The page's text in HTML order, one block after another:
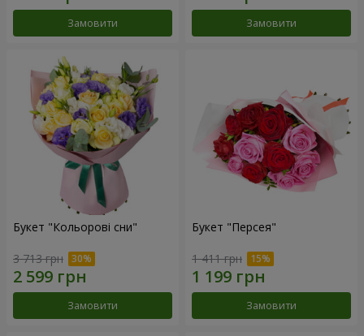
Замовити Замовити
Букет "Кольорові сни"
3 713 грн
Замовити
Букет "Персея"
1 411 грн
Замовити